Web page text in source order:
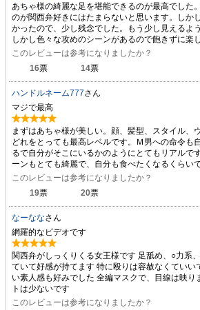
あちゃ様の綺麗な足を堪能できるのが最高でした
のが関西弁好きにはたまらないと思います。しか
かったので、少し残念でした。もう少し見えるよ
しかし色々な攻めのシーンがあるので飽きずに楽
このレビューは参考になりましたか？
16票 14票
ハンドルネーム777さん
マジで最高
まずはあちゃ様が美しい。顔、髪型、スタイル、
どれをとっても最高レベルです。Ｍ男への命令も
るで自分がそこにいるかのようにとてもリアルで
ーンもとても綺麗で、自分も食べたくなるくらいで
このレビューは参考になりましたか？
19票 20票
なーななさん
網羅的なビデオです
関西弁がしっくりくる女王様です 足舐め、○力系
ていて好感が持てます 特に殴りは容赦なくていい
い素人感も好みでした 全編マスクで、目線は映り
トは少ないです
このレビューは参考になりましたか？